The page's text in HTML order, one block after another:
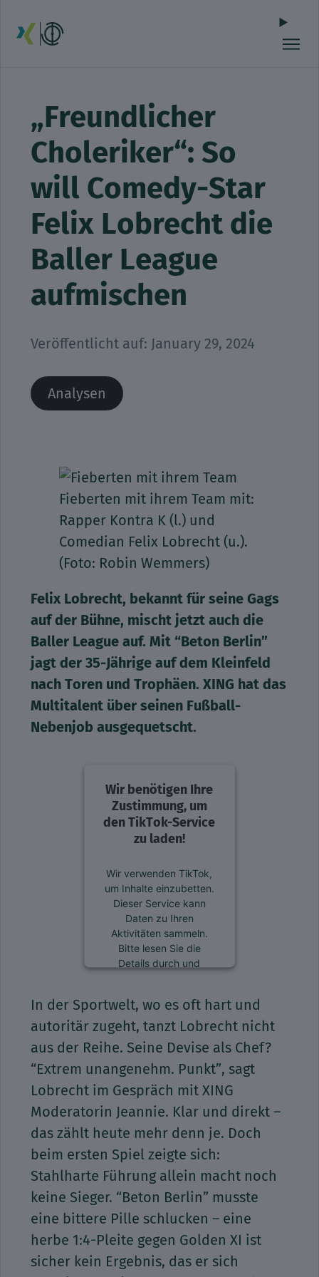
„Freundlicher
Choleriker“: So
will Comedy-Star
Felix Lobrecht die
Baller League
aufmischen
Veröffentlicht auf: January 29, 2024
Analysen
Fieberten mit ihrem Team mit:
Rapper Kontra K (l.) und
Comedian Felix Lobrecht (u.).
(Foto: Robin Wemmers)
Felix Lobrecht, bekannt für seine Gags
auf der Bühne, mischt jetzt auch die
Baller League auf. Mit “Beton Berlin”
jagt der 35-Jährige auf dem Kleinfeld
nach Toren und Trophäen. XING hat das
Multitalent über seinen Fußball-
Nebenjob ausgequetscht.
Wir benötigen Ihre
Zustimmung, um
den TikTok-Service
zu laden!
Wir verwenden TikTok,
um Inhalte einzubetten.
Dieser Service kann
Daten zu Ihren
Aktivitäten sammeln.
Bitte lesen Sie die
Details durch und
um diese Inhalte
anzuzeigen.
Akzeptieren
In der Sportwelt, wo es oft hart und
autoritär zugeht, tanzt Lobrecht nicht
aus der Reihe. Seine Devise als Chef?
“Extrem unangenehm. Punkt”, sagt
Lobrecht im Gespräch mit XING
Moderatorin Jeannie. Klar und direkt –
das zählt heute mehr denn je. Doch
beim ersten Spiel zeigte sich:
Stahlharte Führung allein macht noch
keine Sieger. “Beton Berlin” musste
eine bittere Pille schlucken – eine
herbe 1:4-Pleite gegen Golden XI ist
sicher kein Ergebnis, das er sich